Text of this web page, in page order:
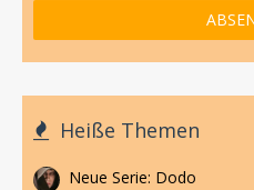
Heiße Themen
Neue Serie: Dodo